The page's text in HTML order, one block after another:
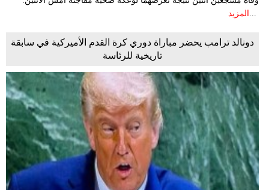
المزيد
دونالد ترامب يحضر مباراة دوري كرة القدم الأميركية في سابقة
تاريخية للرئاسة